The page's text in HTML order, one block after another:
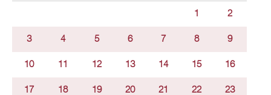
1 2
3 4 5 6 7 8 9
10 11 12 13 14 15 16
17 18 19 20 21 22 23